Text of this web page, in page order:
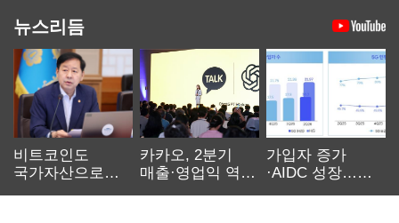
뉴스리듬
비트코인도
국가자산으로…'
카카오, 2분기
매출·영업익 역대
가입자 증가
·AIDC 성장…